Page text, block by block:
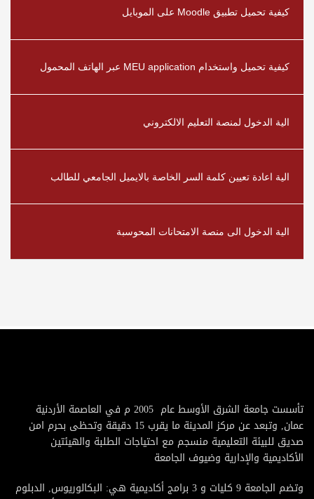
كيفية تحميل تطبيق Moodle على الموبايل
كيفية تحميل واستخدام MEU application عبر الهاتف المحمول
الية الدخول لمنصة التعليم الالكتروني
الية اعادة تعيين كلمة السر الخاصة بالايميل الجامعي للطالب
الية الدخول الى منصة الامتحانات المحوسبة
تأسست جامعة الشرق الأوسط عام 2005 م في العاصمة الأردنية
عمان, وتبعد عن مركز المدينة ما يقرب 15 دقيقة وتحظى بحرم امن
صديق للبيئة التعليمية منسجم مع احتياجات الطلبة والهيئتين
الأكاديمية والإدارية وضيوف الجامعة
وتضم الجامعة 9 كليات و 3 برامج أكاديمية هي: البكالوريوس, الدبلوم